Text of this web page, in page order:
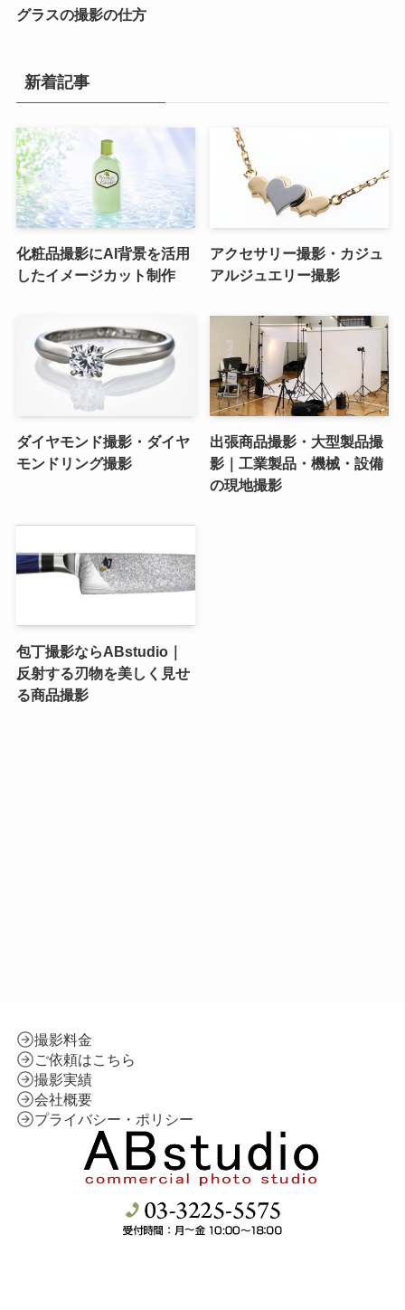
グラスの撮影の仕方
新着記事
化粧品撮影にAI背景を活用
したイメージカット制作
アクセサリー撮影・カジュ
アルジュエリー撮影
ダイヤモンド撮影・ダイヤ
モンドリング撮影
出張商品撮影・大型製品撮
影｜工業製品・機械・設備
の現地撮影
包丁撮影ならABstudio｜
反射する刃物を美しく見せ
る商品撮影
撮影料金
ご依頼はこちら
撮影実績
会社概要
プライバシー・ポリシー